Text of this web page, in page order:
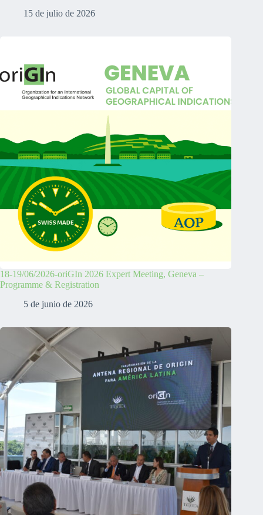
15 de julio de 2026
18-19/06/2026-oriGIn 2026 Expert Meeting, Geneva –
Programme & Registration
5 de junio de 2026